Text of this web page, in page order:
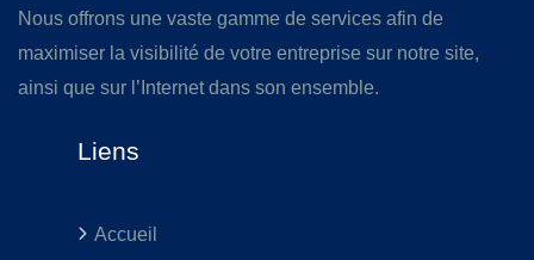
Nous offrons une vaste gamme de services afin de
maximiser la visibilité de votre entreprise sur notre site,
ainsi que sur l’Internet dans son ensemble.
Liens
Accueil